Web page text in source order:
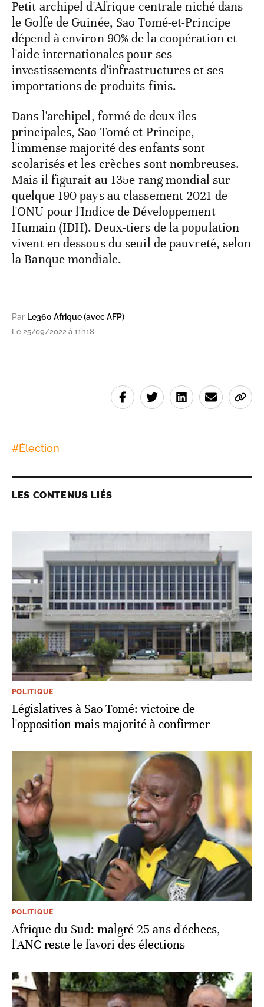
Petit archipel d'Afrique centrale niché dans
le Golfe de Guinée, Sao Tomé-et-Principe
dépend à environ 90% de la coopération et
l'aide internationales pour ses
investissements d'infrastructures et ses
importations de produits finis.
Dans l'archipel, formé de deux îles
principales, Sao Tomé et Principe,
l'immense majorité des enfants sont
scolarisés et les crèches sont nombreuses.
Mais il figurait au 135e rang mondial sur
quelque 190 pays au classement 2021 de
l'ONU pour l'Indice de Développement
Humain (IDH). Deux-tiers de la population
vivent en dessous du seuil de pauvreté, selon
la Banque mondiale.
Par Le360 Afrique (avec AFP)
Le 25/09/2022 à 11h18
#Élection
LES CONTENUS LIÉS
POLITIQUE
Législatives à Sao Tomé: victoire de
l'opposition mais majorité à confirmer
POLITIQUE
Afrique du Sud: malgré 25 ans d'échecs,
l'ANC reste le favori des élections